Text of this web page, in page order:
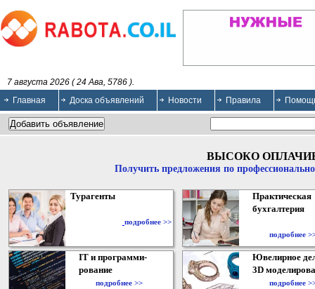
7 августа 2026 ( 24 Ава, 5786 ).
Главная
Доска объявлений Новости Правила
ВЫСОКО
Получить предложения по
Турагенты
подробнее >>
Практическая
бухгалтерия
подробнее
IT и программи-
рование
подробнее >>
Ювелирное
3D
подробнее